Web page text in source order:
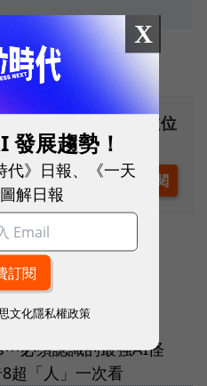
位趨勢！訂閱《數位
社群活動訊息
必須認識的最強AI怪
超「人」一次看
X
發展趨勢！
代》日報、《一天
解日報
文化隱私權政策